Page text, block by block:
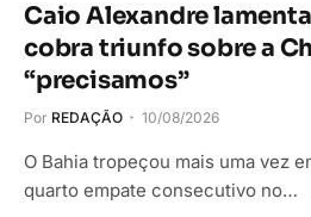
Caio Alexandre
cobra triunfo sobre a
“precisamos”
Por REDAÇÃO 10/08/2026
O Bahia tropeçou mais uma vez
quarto empate consecutivo no…